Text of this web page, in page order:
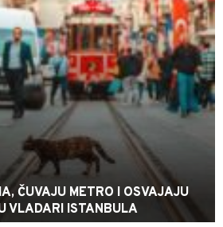
ČUVAJU METRO I OSVAJAJU
VLADARI ISTANBULA